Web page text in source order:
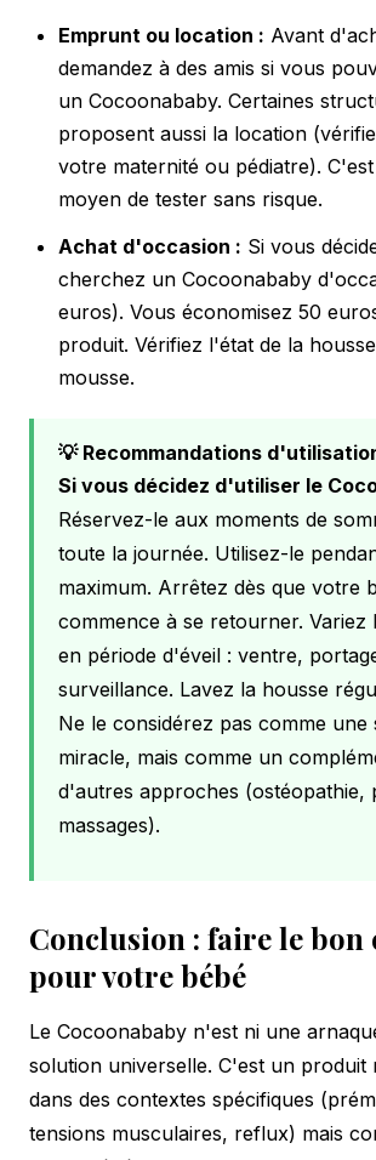
Emprunt ou location : Avant
demandez à des amis si vous
un Cocoonababy. Certaines
proposent aussi la location
votre maternité ou pédiatre).
moyen de tester sans risque.
Achat d'occasion : Si vous
cherchez un Cocoonababy
euros). Vous économisez 50
produit. Vérifiez l'état de la
mousse.
💡 Recommandations
Si vous décidez d'utiliser le
Réservez-le aux moments de
toute la journée. Utilisez-le
maximum. Arrêtez dès que votre
commence à se retourner. Variez
en période d'éveil : ventre,
surveillance. Lavez la housse
Ne le considérez pas comme une
miracle, mais comme un
d'autres approches (ostéopathie,
massages).
Conclusion : faire le bon
pour votre bébé
Le Cocoonababy n'est ni une
solution universelle. C'est un produit
dans des contextes spécifiques
tensions musculaires, reflux) mais